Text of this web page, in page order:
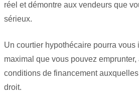
réel et démontre aux vendeurs que
sérieux.
Un courtier hypothécaire pourra vous
maximal que vous pouvez
conditions de financement
droit.